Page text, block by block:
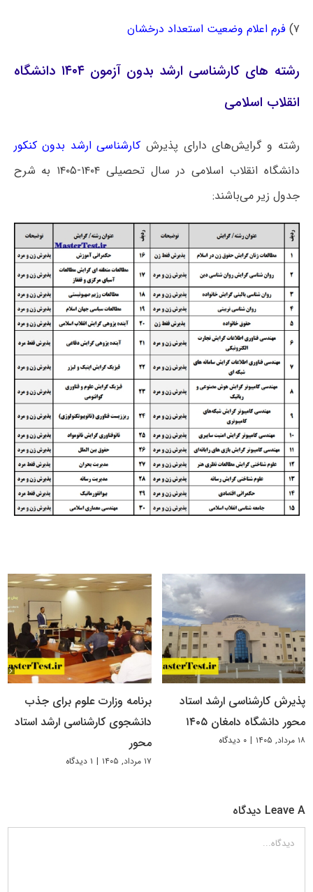
۷) فرم اعلام وضعیت استعداد درخشان
رشته های کارشناسی ارشد بدون آزمون ۱۴۰۴ دانشگاه
انقلاب اسلامی
رشته و گرایش‌های دارای پذیرش کارشناسی ارشد بدون کنکور
دانشگاه انقلاب اسلامی در سال تحصیلی ۱۴۰۴-۱۴۰۵ به شرح
جدول زیر می‌باشند:
پذیرش کارشناسی ارشد استاد
محور دانشگاه دامغان ۱۴۰۵
۱۸ مرداد, ۱۴۰۵ | ۰ دیدگاه
برنامه وزارت علوم برای جذب
دانشجوی کارشناسی ارشد استاد
محور
۱۷ مرداد, ۱۴۰۵ | ۱ دیدگاه
Leave A دیدگاه
دیدگاه